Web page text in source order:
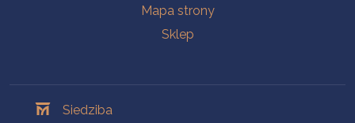
Mapa strony
Sklep
Siedziba